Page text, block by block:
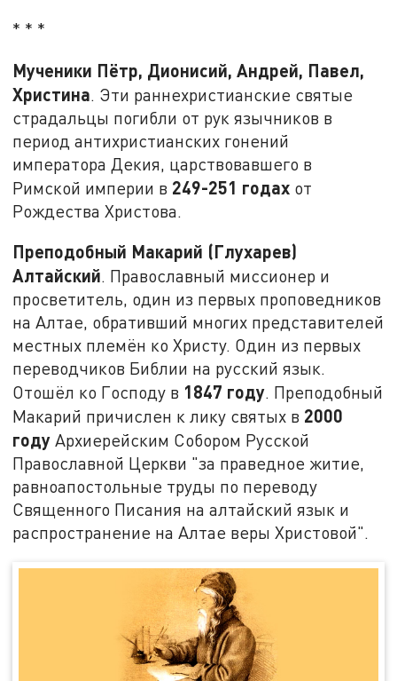
* * *
Мученики Пётр, Дионисий, Андрей, Павел,
Христина. Эти раннехристианские святые
страдальцы погибли от рук язычников в
период антихристианских гонений
императора Декия, царствовавшего в
Римской империи в 249-251 годах от
Рождества Христова.
Преподобный Макарий (Глухарев)
Алтайский. Православный миссионер и
просветитель, один из первых проповедников
на Алтае, обративший многих представителей
местных племён ко Христу. Один из первых
переводчиков Библии на русский язык.
Отошёл ко Господу в 1847 году. Преподобный
Макарий причислен к лику святых в 2000
году Архиерейским Собором Русской
Православной Церкви "за праведное житие,
равноапостольные труды по переводу
Священного Писания на алтайский язык и
распространение на Алтае веры Христовой".